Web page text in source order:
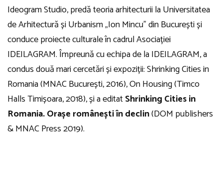
Ideogram Studio, predă teoria arhitecturii la Universitatea
de Arhitectură și Urbanism „Ion Mincu” din București și
conduce proiecte culturale în cadrul Asociației
IDEILAGRAM. Împreună cu echipa de la IDEILAGRAM, a
condus două mari cercetări și expoziții: Shrinking Cities in
Romania (MNAC București, 2016), On Housing (Timco
Halls Timișoara, 2018), și a editatShrinking Cities in
Romania. Orașe românești în declin(DOM publishers
& MNAC Press 2019).